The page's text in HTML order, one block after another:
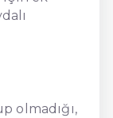
olmadığı,